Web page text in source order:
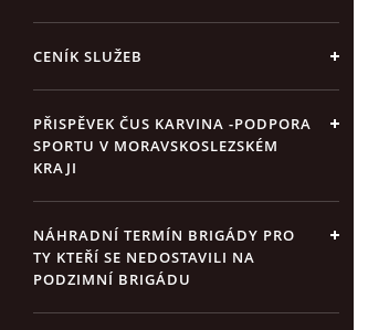
CENÍK SLUŽEB
PŘISPĚVEK ČUS KARVINA -PODPORA
SPORTU V MORAVSKOSLEZSKÉM
KRAJI
NÁHRADNÍ TERMÍN BRIGÁDY PRO
TY KTEŘÍ SE NEDOSTAVILI NA
PODZIMNÍ BRIGÁDU